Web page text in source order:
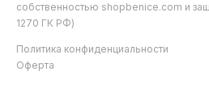
собственностью shopbenice.com и
1270 ГК РФ)
Политика конфиденциальности
Оферта